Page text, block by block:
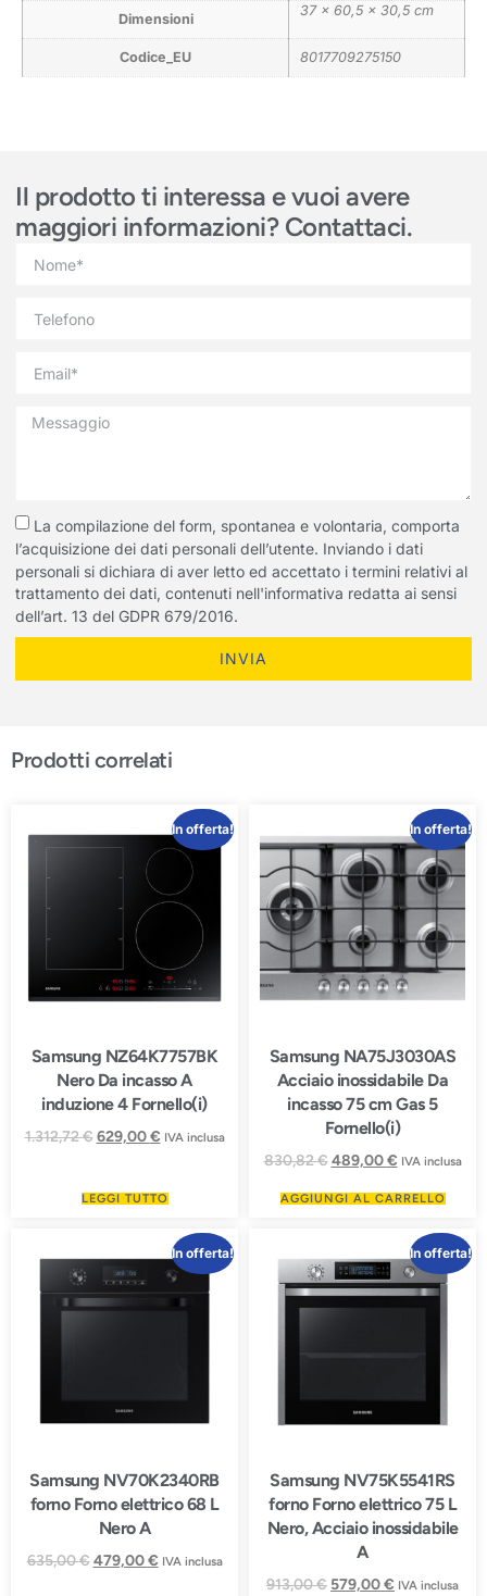
Dimensioni
37 × 60,5 × 30,5 cm
Codice_EU 8017709275150
Il prodotto ti interessa e vuoi avere
maggiori informazioni? Contattaci.
La compilazione del form, spontanea e volontaria, comporta
l’acquisizione dei dati personali dell’utente. Inviando i dati
personali si dichiara di aver letto ed accettato i termini relativi al
trattamento dei dati, contenuti nell'informativa redatta ai sensi
dell’art. 13 del GDPR 679/2016.
INVIA
Prodotti correlati
In offerta!
Samsung NZ64K7757BK
Nero Da incasso A
induzione 4 Fornello(i)
1.312,72€ 629,00€ IVA inclusa
LEGGI TUTTO
In offerta!
Samsung NA75J3030AS
Acciaio inossidabile Da
incasso 75 cm Gas 5
Fornello(i)
830,82€ 489,00€ IVA inclusa
AGGIUNGI AL CARRELLO
In offerta!
Samsung NV70K2340RB
forno Forno elettrico 68 L
Nero A
635,00€ 479,00€ IVA inclusa
In offerta!
Samsung NV75K5541RS
forno Forno elettrico 75 L
Nero, Acciaio inossidabile
A
913,00€ 579,00€ IVA inclusa